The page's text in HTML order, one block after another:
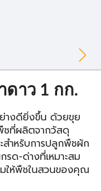
ดาว 1 กก.
ย่างดียิ่งขึ้น ด้วยขุย
ชที่ผลิตจากวัสดุ
สำหรับการปลูกพืชผัก
รด-ด่างที่เหมาะสม
มให้พืชในสวนของคุณ